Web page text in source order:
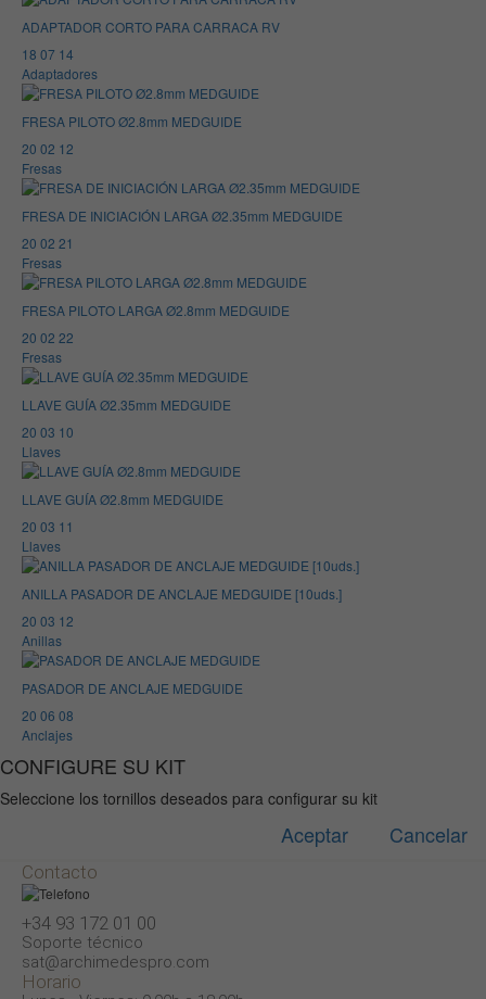
ADAPTADOR CORTO PARA CARRACA RV
18 07 14
Adaptadores
FRESA PILOTO Ø2.8mm MEDGUIDE
20 02 12
Fresas
FRESA DE INICIACIÓN LARGA Ø2.35mm MEDGUIDE
20 02 21
Fresas
FRESA PILOTO LARGA Ø2.8mm MEDGUIDE
20 02 22
Fresas
LLAVE GUÍA Ø2.35mm MEDGUIDE
20 03 10
Llaves
LLAVE GUÍA Ø2.8mm MEDGUIDE
20 03 11
Llaves
ANILLA PASADOR DE ANCLAJE MEDGUIDE [10uds.]
20 03 12
Anillas
PASADOR DE ANCLAJE MEDGUIDE
20 06 08
Anclajes
CONFIGURE SU KIT
Seleccione los tornillos deseados para configurar su kit
Aceptar Cancelar
Contacto
+34 93 172 01 00
Soporte técnico
sat@archimedespro.com
Horario
Aviso